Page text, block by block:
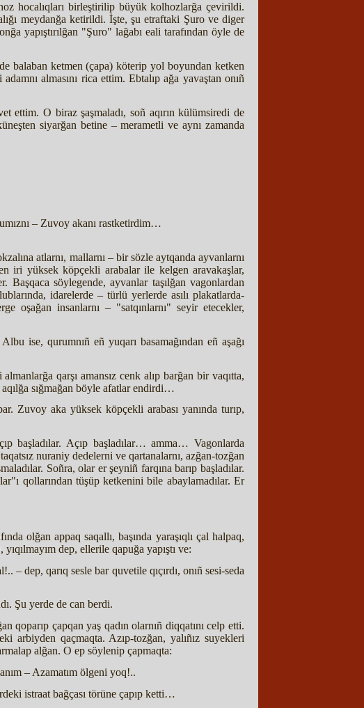
hocalıqları birleştirilip büyük kolhozlarğa çevirildi.
meydanğa ketirildi. İşte, şu etraftaki Şuro ve diger
yapıştırılğan "Şuro" lağabı eali tarafından öyle de
balaban ketmen (çapa) köterip yol boyundan ketken
almasını rica ettim. Ebtalıp ağa yavaştan onıñ
ettim. O biraz şaşmaladı, soñ aqırın külümsiredi de
siyarğan betine – merametli ve aynı zamanda
– Zuvoy akanı rastketirdim…
atlarnı, mallarnı – bir sözle aytqanda ayvanlarnı
iri yüksek köpçekli arabalar ile kelgen aravakaşlar,
Başqaca söylegende, ayvanlar taşılğan vagonlardan
idarelerde – türlü yerlerde asılı plakatlarda-
oşağan insanlarnı – "satqınlarnı" seyir etecekler,
ise, qurumnıñ eñ yuqarı basamağından eñ aşağı
qarşı amansız cenk alıp barğan bir vaqıtta,
aqılğa sığmağan böyle afatlar endirdi…
Zuvoy aka yüksek köpçekli arabası yanında turıp,
başladılar. Açıp başladılar… amma… Vagonlarda
nuraniy dedelerni ve qartanalarnı, azğan-tozğan
Soñra, olar er şeyniñ farqına barıp başladılar.
qollarından tüşüp ketkenini bile abaylamadılar. Er
olğan appaq saqallı, başında yaraşıqlı çal halpaq,
dep, ellerile qapuğa yapıştı ve:
dep, qarıq sesle bar quvetile qıçırdı, onıñ sesi-seda
Şu yerde de can berdi.
qoparıp çapqan yaş qadın olarnıñ diqqatını celp etti.
arbiyden qaçmaqta. Azıp-tozğan, yalıñız suyekleri
alğan. O ep söylenip çapmaqta:
– Azamatım ölgeni yoq!..
istraat bağçası törüne çapıp ketti…